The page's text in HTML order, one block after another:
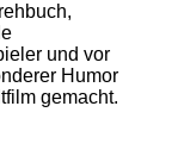
und vor
Humor
gemacht.